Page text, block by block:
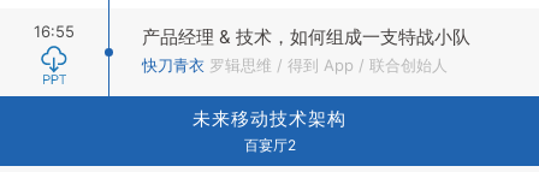
16:55 产品经理 & 技术，如何组成一支特战小队
快刀青衣 罗辑思维 / 得到 App / 联合创始人
未来移动技术架构
百宴厅2